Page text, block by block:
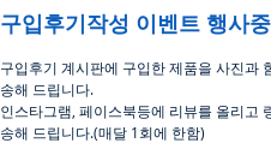
구입후기작성 이벤트 행사
구입후기 계시판에 구입한 제품을 사진과
송해 드립니다.
인스타그램 페이스북등에 리뷰를 올리고
송해 드립니다.(매달 1회에 한함)